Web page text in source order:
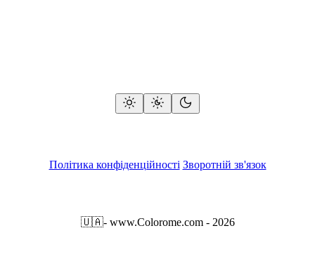
Політика конфіденційності Зворотній зв'язок
🇺🇦- www.Colorome.com - 2026